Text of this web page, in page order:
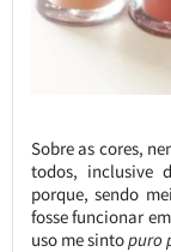
Sobre as cores,
todos, inclusive
porque, sendo
fosse funcionar
uso me sintopuro